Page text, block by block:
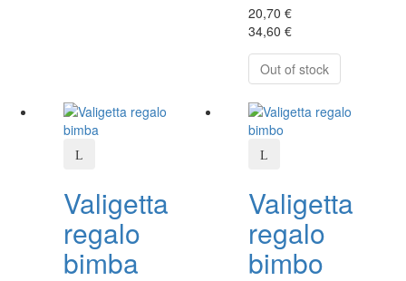
20,70 €
34,60 €
Out of stock
Valigetta
regalo
bimba
Valigetta
regalo
bimbo